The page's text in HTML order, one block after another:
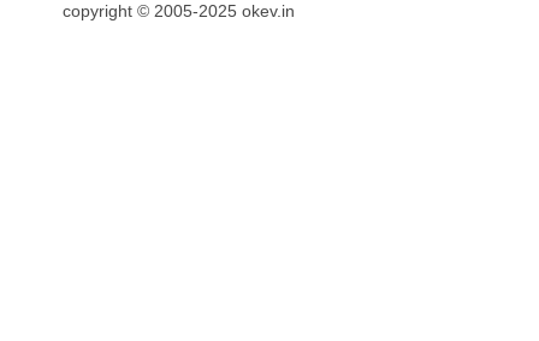
copyright © 2005-2025 okev.in